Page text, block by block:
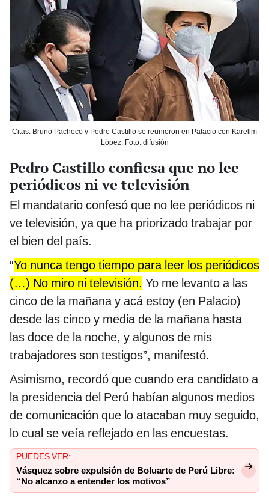
Citas. Bruno Pacheco y Pedro Castillo se reunieron en Palacio con Karelim
López. Foto: difusión
Pedro Castillo confiesa que no lee
periódicos ni ve televisión
El mandatario confesó que no lee periódicos ni
ve televisión, ya que ha priorizado trabajar por
el bien del país.
“Yo nunca tengo tiempo para leer los periódicos
(…) No miro ni televisión. Yo me levanto a las
cinco de la mañana y acá estoy (en Palacio)
desde las cinco y media de la mañana hasta
las doce de la noche, y algunos de mis
trabajadores son testigos”, manifestó.
Asimismo, recordó que cuando era candidato a
la presidencia del Perú habían algunos medios
de comunicación que lo atacaban muy seguido,
lo cual se veía reflejado en las encuestas.
PUEDES VER:
Vásquez sobre expulsión de Boluarte de Perú Libre:
“No alcanzo a entender los motivos”